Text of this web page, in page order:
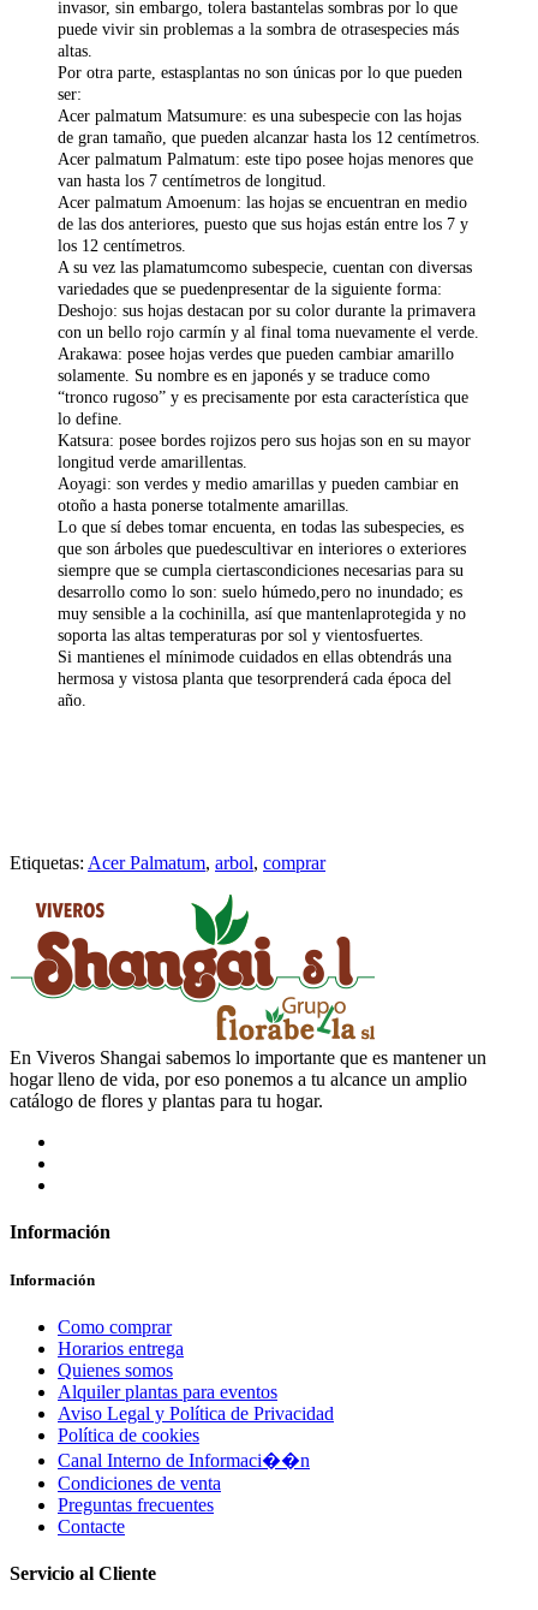
invasor, sin embargo, tolera bastantelas sombras por lo que
puede vivir sin problemas a la sombra de otrasespecies más
altas.
Por otra parte, estasplantas no son únicas por lo que pueden
ser:
Acer palmatum Matsumure: es una subespecie con las hojas
de gran tamaño, que pueden alcanzar hasta los 12 centímetros.
Acer palmatum Palmatum: este tipo posee hojas menores que
van hasta los 7 centímetros de longitud.
Acer palmatum Amoenum: las hojas se encuentran en medio
de las dos anteriores, puesto que sus hojas están entre los 7 y
los 12 centímetros.
A su vez las plamatumcomo subespecie, cuentan con diversas
variedades que se puedenpresentar de la siguiente forma:
Deshojo: sus hojas destacan por su color durante la primavera
con un bello rojo carmín y al final toma nuevamente el verde.
Arakawa: posee hojas verdes que pueden cambiar amarillo
solamente. Su nombre es en japonés y se traduce como
“tronco rugoso” y es precisamente por esta característica que
lo define.
Katsura: posee bordes rojizos pero sus hojas son en su mayor
longitud verde amarillentas.
Aoyagi: son verdes y medio amarillas y pueden cambiar en
otoño a hasta ponerse totalmente amarillas.
Lo que sí debes tomar encuenta, en todas las subespecies, es
que son árboles que puedescultivar en interiores o exteriores
siempre que se cumpla ciertascondiciones necesarias para su
desarrollo como lo son: suelo húmedo,pero no inundado; es
muy sensible a la cochinilla, así que mantenlaprotegida y no
soporta las altas temperaturas por sol y vientosfuertes.
Si mantienes el mínimode cuidados en ellas obtendrás una
hermosa y vistosa planta que tesorprenderá cada época del
año.
Etiquetas: Acer Palmatum, arbol, comprar
En Viveros Shangai sabemos lo importante que es mantener un
hogar lleno de vida, por eso ponemos a tu alcance un amplio
catálogo de flores y plantas para tu hogar.
Información
Información
Como comprar
Horarios entrega
Quienes somos
Alquiler plantas para eventos
Aviso Legal y Política de Privacidad
Política de cookies
Canal Interno de Informaci��n
Condiciones de venta
Preguntas frecuentes
Contacte
Servicio al Cliente